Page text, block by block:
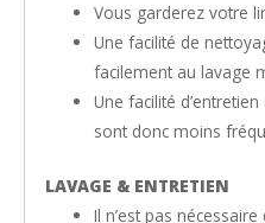
Vous garderez votre
Une facilité de
facilement au lavage
Une facilité
sont donc moins
LAVAGE & ENTRETIEN
Il n’est pas